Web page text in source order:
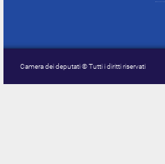
Camera dei deputati © Tutti i diritti riservati